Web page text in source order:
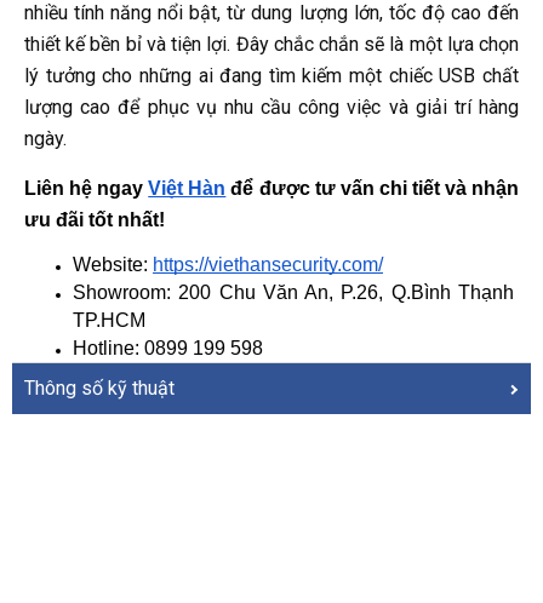
nhiều tính năng nổi bật, từ dung lượng lớn, tốc độ cao đến
thiết kế bền bỉ và tiện lợi. Đây chắc chắn sẽ là một lựa chọn
lý tưởng cho những ai đang tìm kiếm một chiếc USB chất
lượng cao để phục vụ nhu cầu công việc và giải trí hàng
ngày.
Liên hệ ngay Việt Hàn để được tư vấn chi tiết và nhận
ưu đãi tốt nhất!
Website: https://viethansecurity.com/
Showroom: 200 Chu Văn An, P.26, Q.Bình Thạnh
TP.HCM
Hotline: 0899 199 598
Thông số kỹ thuật